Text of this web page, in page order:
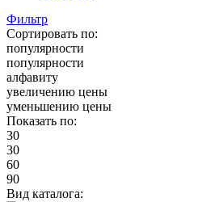
Фильтр
Сортировать по:
популярности
популярности
алфавиту
увеличению цены
уменьшению цены
Показать по:
30
30
60
90
Вид каталога: